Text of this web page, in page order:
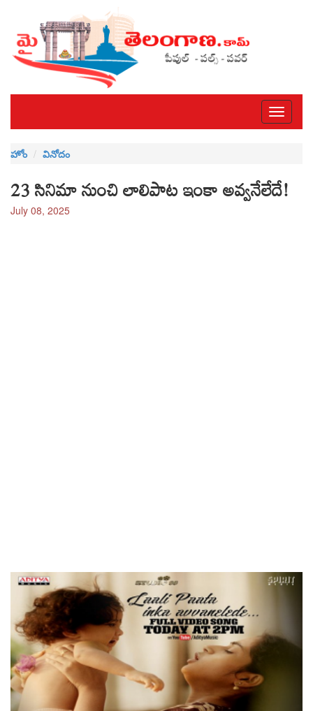
Toggle
హోం
వినోదం
23 సినిమా నుంచి లాలిపాట ఇంకా అవ్వనేలేదే!
July 08, 2025